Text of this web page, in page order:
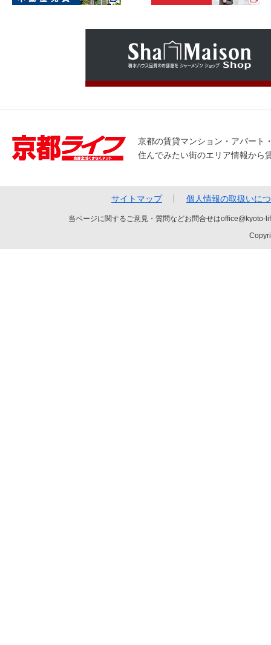
京都の賃貸マンション・アパート
住んでみたい街のエリア情報から
サイトマップ 個人情報の取扱いに
当ページに関するご意見・質問などお問合せは